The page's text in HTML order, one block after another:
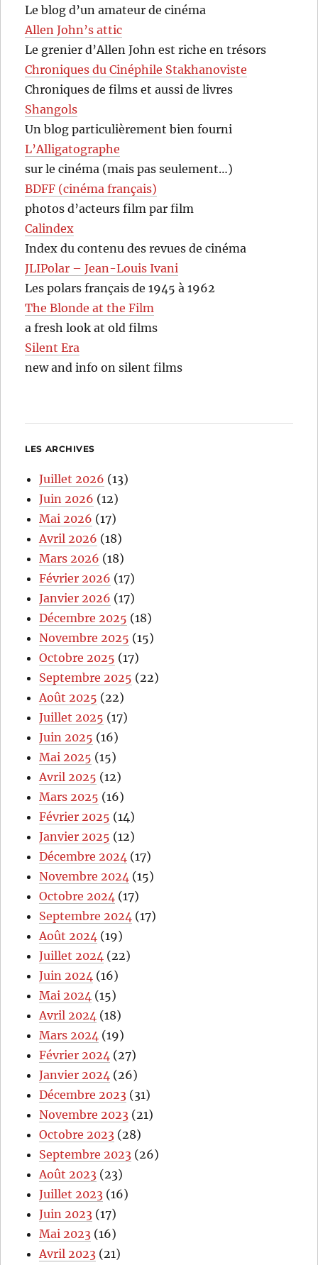
Le blog d’un amateur de cinéma
Allen John’s attic
Le grenier d’Allen John est riche en trésors
Chroniques du Cinéphile Stakhanoviste
Chroniques de films et aussi de livres
Shangols
Un blog particulièrement bien fourni
L’Alligatographe
sur le cinéma (mais pas seulement…)
BDFF (cinéma français)
photos d’acteurs film par film
Calindex
Index du contenu des revues de cinéma
JLIPolar – Jean-Louis Ivani
Les polars français de 1945 à 1962
The Blonde at the Film
a fresh look at old films
Silent Era
new and info on silent films
LES ARCHIVES
Juillet 2026 (13)
Juin 2026 (12)
Mai 2026 (17)
Avril 2026 (18)
Mars 2026 (18)
Février 2026 (17)
Janvier 2026 (17)
Décembre 2025 (18)
Novembre 2025 (15)
Octobre 2025 (17)
Septembre 2025 (22)
Août 2025 (22)
Juillet 2025 (17)
Juin 2025 (16)
Mai 2025 (15)
Avril 2025 (12)
Mars 2025 (16)
Février 2025 (14)
Janvier 2025 (12)
Décembre 2024 (17)
Novembre 2024 (15)
Octobre 2024 (17)
Septembre 2024 (17)
Août 2024 (19)
Juillet 2024 (22)
Juin 2024 (16)
Mai 2024 (15)
Avril 2024 (18)
Mars 2024 (19)
Février 2024 (27)
Janvier 2024 (26)
Décembre 2023 (31)
Novembre 2023 (21)
Octobre 2023 (28)
Septembre 2023 (26)
Août 2023 (23)
Juillet 2023 (16)
Juin 2023 (17)
Mai 2023 (16)
Avril 2023 (21)